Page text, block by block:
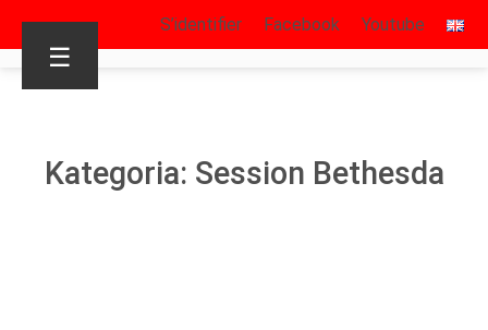
S’identifier Facebook Youtube
☰
Kategoria: Session Bethesda